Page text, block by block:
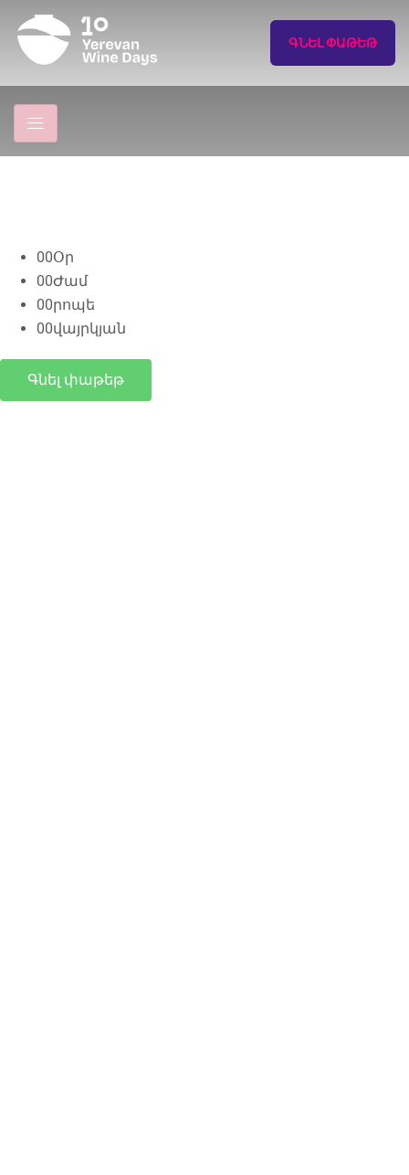
ԳՆԵԼ ՓԱԹԵԹ
00Օր
00Ժամ
00րոպե
00վայրկյան
Գնել փաթեթ